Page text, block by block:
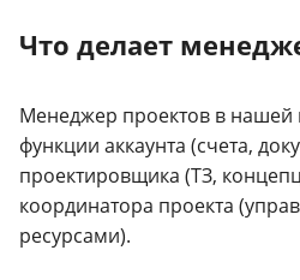
Что делает
Менеджер проектов в
функции аккаунта (счета,
проектировщика (ТЗ,
координатора проекта
ресурсами).